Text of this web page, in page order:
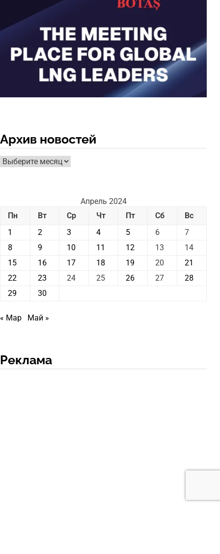
Архив новостей
Архив
новостей
Апрель 2024
Пн
Вт Ср Чт Пт Сб
Вс
1
2 3 4 5 6
7
8
9 10 11 12 13
14
15
16 17 18 19 20
21
22
23 24 25 26 27
28
29
30
« Мар Май »
Реклама